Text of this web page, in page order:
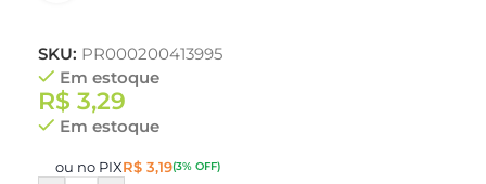
SKU: PR000200413995
Em estoque
R$ 3,29
Em estoque
ou no PIXR$ 3,19(3% OFF)